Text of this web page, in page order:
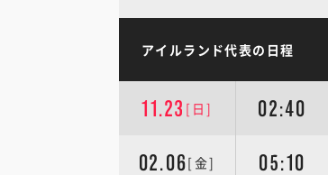
アイルランド代表の日程
11.23 [日] 02:40
02.06[金] 05:10